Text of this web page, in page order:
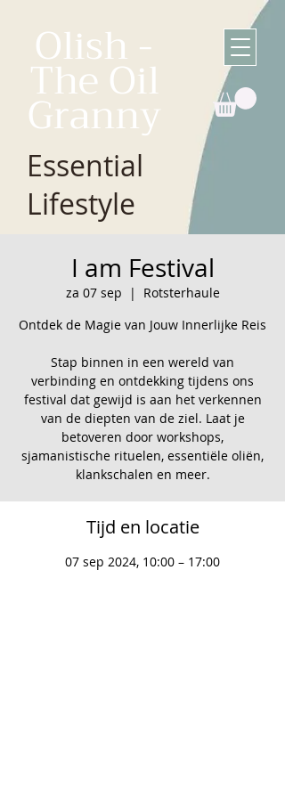
Olish -
The Oil
Granny
Essential
Lifestyle
I am Festival
za 07 sep
  |
Rotsterhaule
Ontdek de Magie van Jouw Innerlijke Reis
Stap binnen in een wereld van
verbinding en ontdekking tijdens ons
festival dat gewijd is aan het verkennen
van de diepten van de ziel. Laat je
betoveren door workshops,
sjamanistische rituelen, essentiële oliën,
klankschalen en meer.
Tijd en locatie
07 sep 2024, 10:00 – 17:00